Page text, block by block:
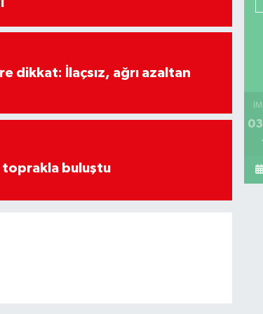
dikkat: İlaçsız, ağrı azaltan
toprakla buluştu